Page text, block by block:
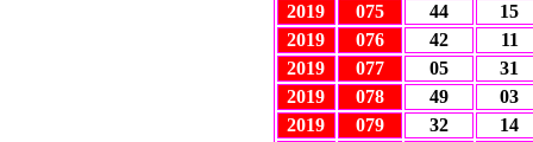
2019
075 44
15
2019
076 42
11
2019
077 05
31
2019
078 49
03
2019
079 32
14